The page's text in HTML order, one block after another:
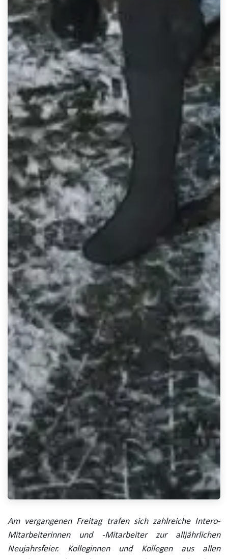
Am vergangenen Freitag trafen sich zahlreiche Intero-
Mitarbeiterinnen und -Mitarbeiter zur alljährlichen
Neujahrsfeier. Kolleginnen und Kollegen aus allen